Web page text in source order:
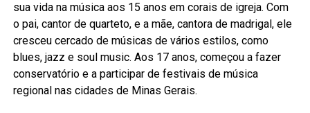
sua vida na música aos 15 anos em corais de igreja. Com
o pai, cantor de quarteto, e a mãe, cantora de madrigal, ele
cresceu cercado de músicas de vários estilos, como
blues, jazz e soul music. Aos 17 anos, começou a fazer
conservatório e a participar de festivais de música
regional nas cidades de Minas Gerais.